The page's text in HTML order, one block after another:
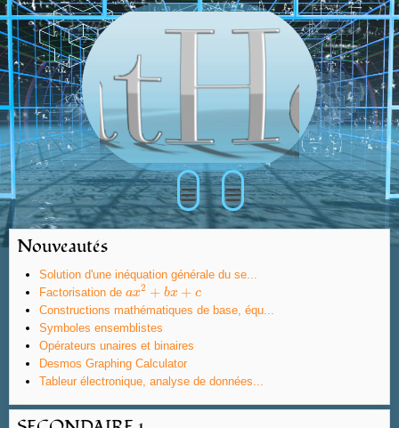
≡ ≡
Nouveautés
Solution d'une inéquation générale du se...
Factorisation de ax2 + bx + c
ax2+bx +c
Constructions mathématiques de base, équ...
Symboles ensemblistes
Opérateurs unaires et binaires
Desmos Graphing Calculator
Tableur électronique, analyse de données...